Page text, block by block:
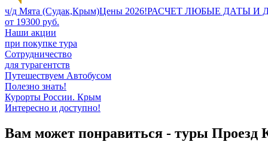
ч/д Мята (Судак,Крым)Цены 2026!РАСЧЕТ ЛЮБЫЕ ДАТЫ
от 19300 руб.
Наши акции
при покупке тура
Сотрудничество
для турагентств
Путешествуем Автобусом
Полезно знать!
Курорты России. Крым
Интересно и доступно!
Вам может понравиться - туры Проезд